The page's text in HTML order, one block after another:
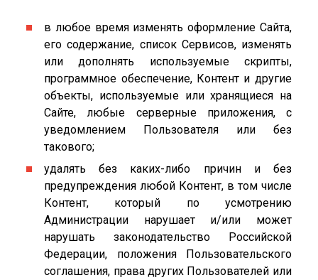
в любое время изменять оформление Сайта,
его содержание, список Сервисов, изменять
или дополнять используемые скрипты,
программное обеспечение, Контент и другие
объекты, используемые или хранящиеся на
Сайте, любые серверные приложения, с
уведомлением Пользователя или без
такового;
удалять без каких-либо причин и без
предупреждения любой Контент, в том числе
Контент, который по усмотрению
Администрации нарушает и/или может
нарушать законодательство Российской
Федерации, положения Пользовательского
соглашения, права других Пользователей или